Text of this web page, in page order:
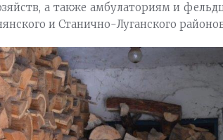
а также амбулаториям и
и Станично-Луганского